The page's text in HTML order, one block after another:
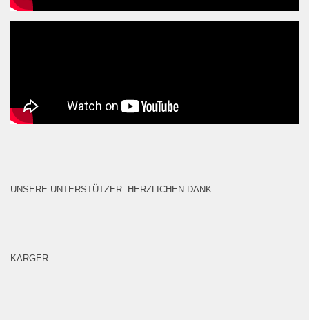
UNSERE UNTERSTÜTZER: HERZLICHEN DANK
KARGER